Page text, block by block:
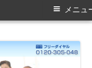
デンチャー）に力を入れてい
メニュ